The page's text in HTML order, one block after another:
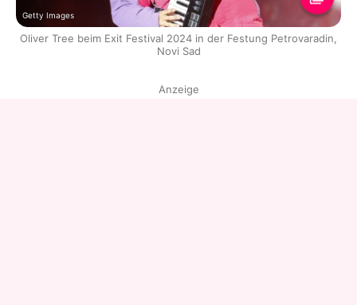
Getty Images
Oliver Tree beim Exit Festival 2024 in der Festung Petrovaradin,
Novi Sad
Anzeige